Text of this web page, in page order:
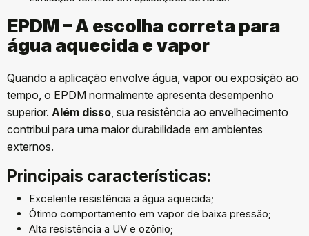
EPDM – A escolha correta para
água aquecida e vapor
Quando a aplicação envolve água, vapor ou exposição ao
tempo, o EPDM normalmente apresenta desempenho
superior. Além disso , sua resistência ao envelhecimento
contribui para uma maior durabilidade em ambientes
externos.
Principais características:
Excelente resistência a água aquecida;
Ótimo comportamento em vapor de baixa pressão;
Alta resistência a UV e ozônio;